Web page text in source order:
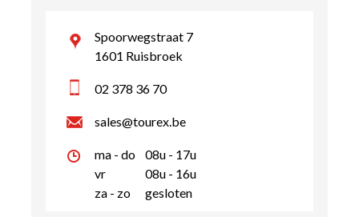
Spoorwegstraat 7
1601 Ruisbroek
02 378 36 70
sales@tourex.be
ma - do
08u - 17u
vr
08u - 16u
za - zo
gesloten